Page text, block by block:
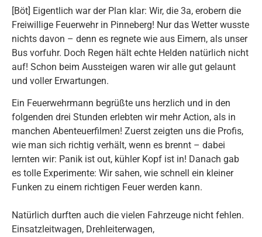
[Böt] Eigentlich war der Plan klar: Wir, die 3a, erobern die
Freiwillige Feuerwehr in Pinneberg! Nur das Wetter wusste
nichts davon – denn es regnete wie aus Eimern, als unser
Bus vorfuhr. Doch Regen hält echte Helden natürlich nicht
auf! Schon beim Aussteigen waren wir alle gut gelaunt
und voller Erwartungen.
Ein Feuerwehrmann begrüßte uns herzlich und in den
folgenden drei Stunden erlebten wir mehr Action, als in
manchen Abenteuerfilmen! Zuerst zeigten uns die Profis,
wie man sich richtig verhält, wenn es brennt – dabei
lernten wir: Panik ist out, kühler Kopf ist in! Danach gab
es tolle Experimente: Wir sahen, wie schnell ein kleiner
Funken zu einem richtigen Feuer werden kann.
Natürlich durften auch die vielen Fahrzeuge nicht fehlen.
Einsatzleitwagen, Drehleiterwagen,